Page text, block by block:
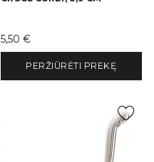
Kaina
5,50 €
PERŽIŪRĖTI PREKĘ